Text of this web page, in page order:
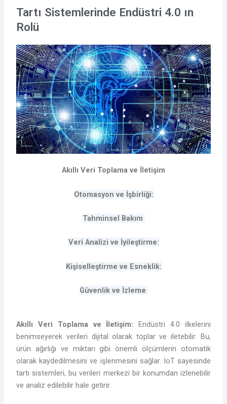
Tartı Sistemlerinde Endüstri 4.0 ın
Rolü
Akıllı Veri Toplama ve İletişim
Otomasyon ve İşbirliği:
Tahminsel Bakım
Veri Analizi ve İyileştirme:
Kişiselleştirme ve Esneklik:
Güvenlik ve İzleme
Akıllı Veri Toplama ve İletişim:
Endüstri 4.0 ilkelerini
benimseyerek verileri dijital olarak toplar ve iletebilir. Bu,
ürün ağırlığı ve miktarı gibi önemli ölçümlerin otomatik
olarak kaydedilmesini ve işlenmesini sağlar. IoT sayesinde
tartı sistemleri, bu verileri merkezi bir konumdan izlenebilir
ve analiz edilebilir hale getirir.